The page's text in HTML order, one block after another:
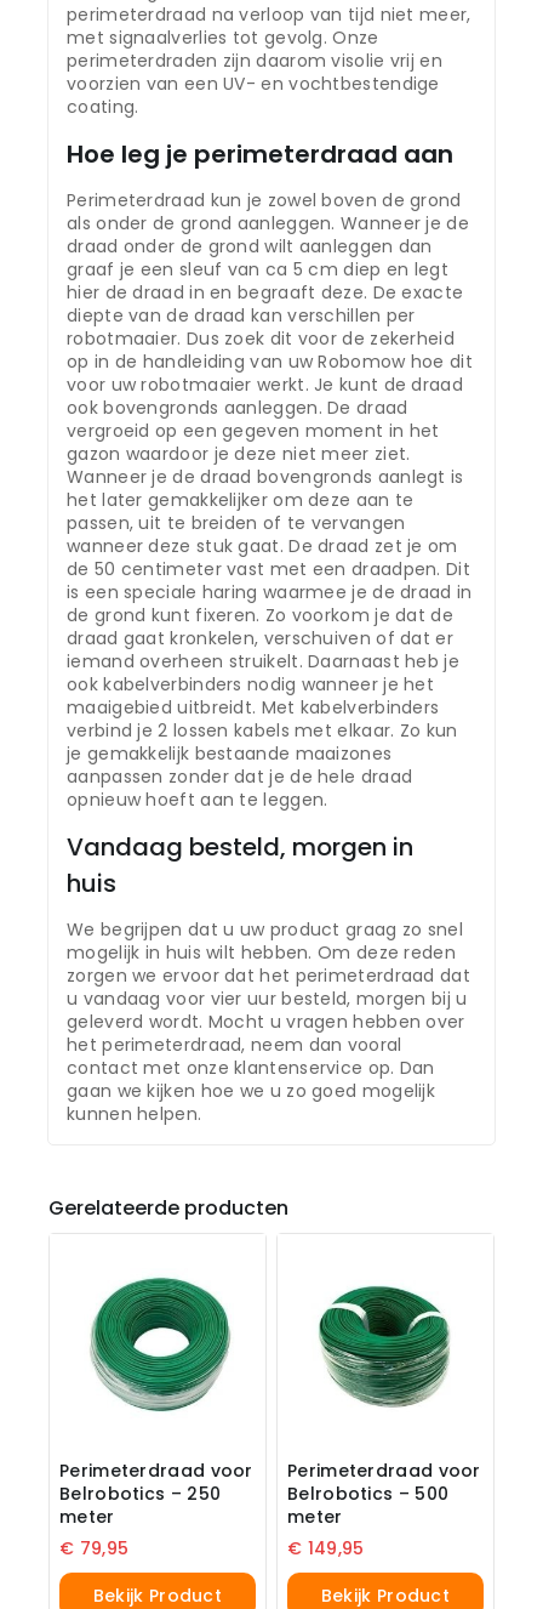
perimeterdraad na verloop van tijd niet meer,
met signaalverlies tot gevolg. Onze
perimeterdraden zijn daarom visolie vrij en
voorzien van een UV- en vochtbestendige
coating.
Hoe leg je perimeterdraad aan
Perimeterdraad kun je zowel boven de grond
als onder de grond aanleggen. Wanneer je de
draad onder de grond wilt aanleggen dan
graaf je een sleuf van ca 5 cm diep en legt
hier de draad in en begraaft deze. De exacte
diepte van de draad kan verschillen per
robotmaaier. Dus zoek dit voor de zekerheid
op in de handleiding van uw Robomow hoe dit
voor uw robotmaaier werkt. Je kunt de draad
ook bovengronds aanleggen. De draad
vergroeid op een gegeven moment in het
gazon waardoor je deze niet meer ziet.
Wanneer je de draad bovengronds aanlegt is
het later gemakkelijker om deze aan te
passen, uit te breiden of te vervangen
wanneer deze stuk gaat. De draad zet je om
de 50 centimeter vast met een draadpen. Dit
is een speciale haring waarmee je de draad in
de grond kunt fixeren. Zo voorkom je dat de
draad gaat kronkelen, verschuiven of dat er
iemand overheen struikelt. Daarnaast heb je
ook kabelverbinders nodig wanneer je het
maaigebied uitbreidt. Met kabelverbinders
verbind je 2 lossen kabels met elkaar. Zo kun
je gemakkelijk bestaande maaizones
aanpassen zonder dat je de hele draad
opnieuw hoeft aan te leggen.
Vandaag besteld, morgen in
huis
We begrijpen dat u uw product graag zo snel
mogelijk in huis wilt hebben. Om deze reden
zorgen we ervoor dat het perimeterdraad dat
u vandaag voor vier uur besteld, morgen bij u
geleverd wordt. Mocht u vragen hebben over
het perimeterdraad, neem dan vooral
contact met onze klantenservice op. Dan
gaan we kijken hoe we u zo goed mogelijk
kunnen helpen.
Gerelateerde producten
Perimeterdraad voor
Belrobotics – 250
meter
€ 79,95
Bekijk Product
Perimeterdraad voor
Belrobotics – 500
meter
€ 149,95
Bekijk Product